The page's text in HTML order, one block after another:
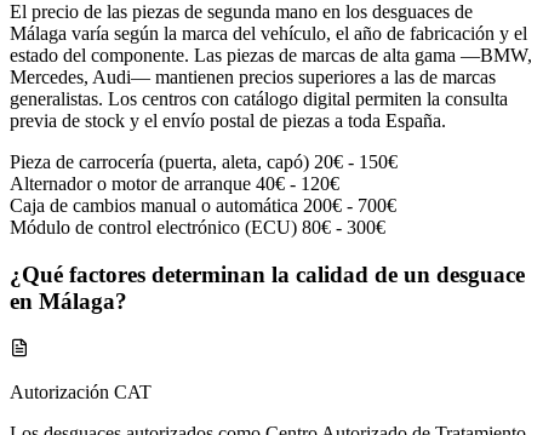
El precio de las piezas de segunda mano en los desguaces de
Málaga varía según la marca del vehículo, el año de fabricación y el
estado del componente. Las piezas de marcas de alta gama —BMW,
Mercedes, Audi— mantienen precios superiores a las de marcas
generalistas. Los centros con catálogo digital permiten la consulta
previa de stock y el envío postal de piezas a toda España.
Pieza de carrocería (puerta, aleta, capó) 20€ - 150€
Alternador o motor de arranque 40€ - 120€
Caja de cambios manual o automática 200€ - 700€
Módulo de control electrónico (ECU) 80€ - 300€
¿Qué factores determinan la calidad de un desguace
en Málaga?
Autorización CAT